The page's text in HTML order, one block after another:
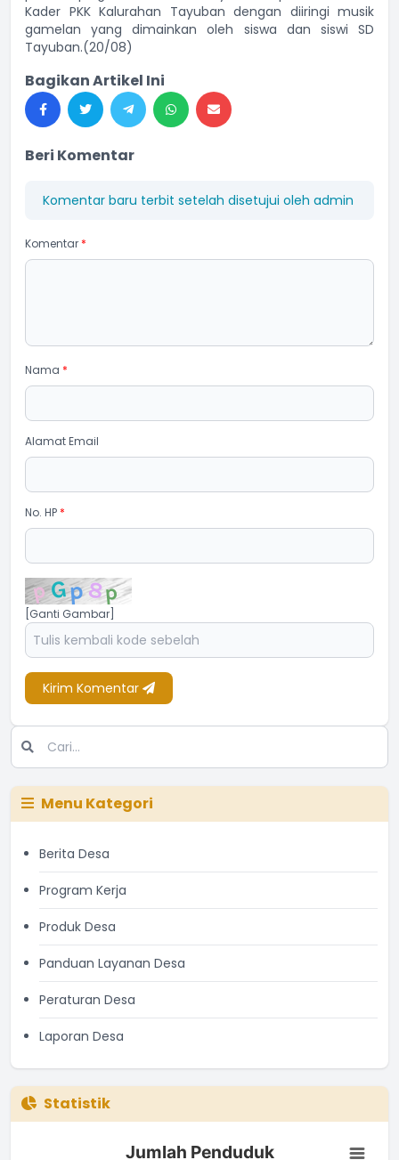
Kader PKK Kalurahan Tayuban dengan diiringi musik
gamelan yang dimainkan oleh siswa dan siswi SD
Tayuban.(20/08)
Bagikan Artikel Ini
Beri Komentar
Komentar baru terbit setelah disetujui oleh admin
Komentar *
Nama *
Alamat Email
No. HP *
[Ganti Gambar]
Kirim Komentar
Menu Kategori
Berita Desa
Program Kerja
Produk Desa
Panduan Layanan Desa
Peraturan Desa
Laporan Desa
Statistik
Jumlah PendudukJumlah Penduduk